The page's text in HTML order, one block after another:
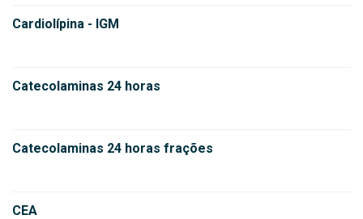
Cardiolípina - IGM
Catecolaminas 24 horas
Catecolaminas 24 horas frações
CEA